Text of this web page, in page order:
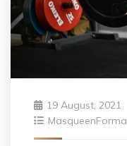
19 August, 2021
MasqueenForma